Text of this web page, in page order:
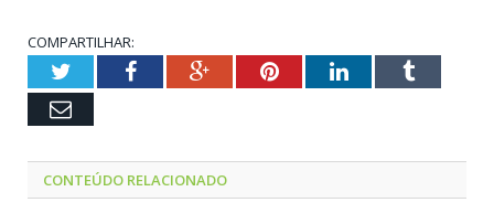
COMPARTILHAR:
TwitterFacebookGoogle+PinterestLinkedInTumblr
Email
CONTEÚDO RELACIONADO